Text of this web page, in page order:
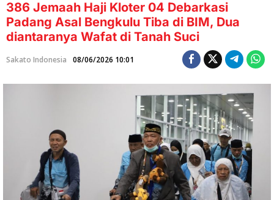
6
J
e
m
a
H
386 Jemaah Haji Kloter 04 Debarkasi
Padang Asal Bengkulu Tiba di BIM, Dua
diantaranya Wafat di Tanah Suci
Sakato Indonesia 08/06/2026 10:01